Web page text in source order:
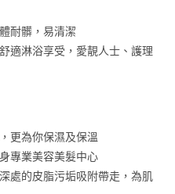
耐髒，易清潔
適淋浴享受，愛靚人士、護理
更為你保濕及保溫
專業美容美髮中心
處的皮脂污垢吸附帶走，為肌